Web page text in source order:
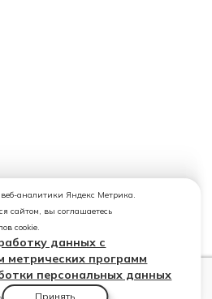
аналитики Яндекс Метрика.
сайтом, вы соглашаетесь
cookie.
данных с
метрических программ
персональных данных
Принять
данных
№ 10811 Бланк 54 ЛО1 № 0004367
лицензии Л035-01199-